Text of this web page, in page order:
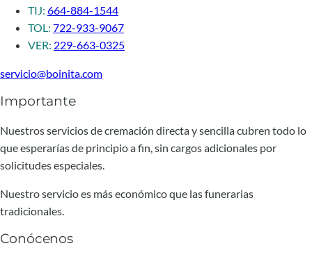
TIJ: 664-884-1544
TOL: 722-933-9067
VER: 229-663-0325
servicio@boinita.com
Importante
Nuestros servicios de cremación directa y sencilla cubren todo lo
que esperarías de principio a fin, sin cargos adicionales por
solicitudes especiales.
Nuestro servicio es más económico que las funerarias
tradicionales.
Conócenos